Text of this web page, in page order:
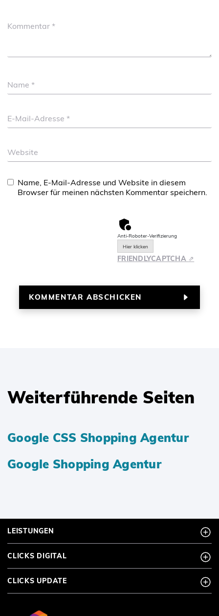
Kommentar *
Name *
E-Mail-Adresse *
Website
Name, E-Mail-Adresse und Website in diesem
Browser für meinen nächsten Kommentar speichern.
Anti-Roboter-Verifizierung
Hier klicken
FRIENDLYCAPTCHA ⇗
Weiterführende Seiten
Google CSS Shopping Agentur
Google Shopping Agentur
LEISTUNGEN
CLICKS DIGITAL
CLICKS UPDATE